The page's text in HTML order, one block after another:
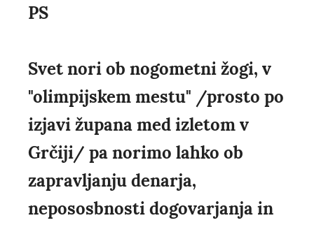
PS
Svet nori ob nogometni žogi, v
"olimpijskem mestu" /prosto po
izjavi župana med izletom v
Grčiji/ pa norimo lahko ob
zapravljanju denarja,
nepososbnosti dogovarjanja in